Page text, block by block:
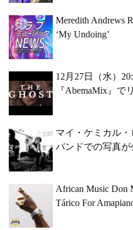
Meredith Andrews
‘My Undoing’
12月27日（水）
『AbemaMix』で
マイ・ケミカル
バンドでの写真が
African Music Don
Tárico For